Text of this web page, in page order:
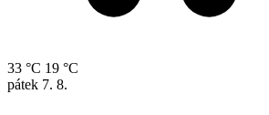
33 °C 19 °C
pátek 7. 8.